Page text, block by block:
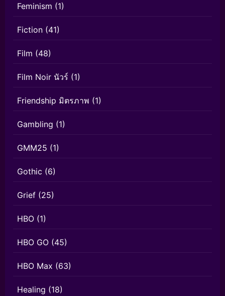
Feminism (1)
Fiction (41)
Film (48)
Film Noir นัวร์ (1)
Friendship มิตรภาพ (1)
Gambling (1)
GMM25 (1)
Gothic (6)
Grief (25)
HBO (1)
HBO GO (45)
HBO Max (63)
Healing (18)